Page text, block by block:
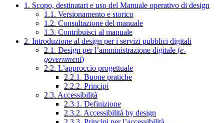
1. Scopo, destinatari e uso del Manuale operativo di design
1.1. Versionamento e storico
1.2. Consultazione del manuale
1.3. Contribuisci al manuale
2. Introduzione al design per i servizi pubblici digitali
2.1. Design per l’amministrazione digitale (e-
government)
2.2. L’approccio progettuale
2.2.1. Buone pratiche
2.2.2. Principi
2.3. Accessibilità
2.3.1. Definizione
2.3.2. Accessibilità by design